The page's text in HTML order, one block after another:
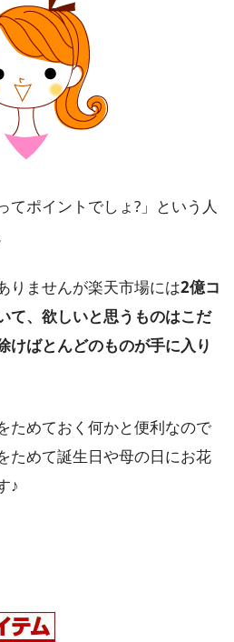
てポイントでしょ?」という人
りませんが楽天市場には2億コ
て、欲しいと思うものはこだ
けばとんどのものが手に入り
ためておく何かと便利なので
ためて誕生日や母の日にお花
♪